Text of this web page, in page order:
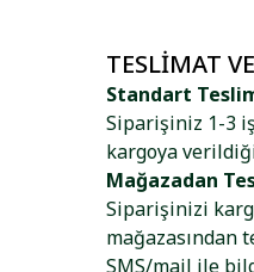
TESLIMAT
Standart
Siparişiniz 1-3
kargoya
Mağazadan
Siparişinizi
mağazasından
SMS/mail ile